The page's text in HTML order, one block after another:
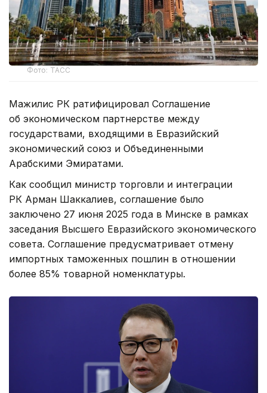
Фото: ТАСС
Мажилис РК ратифицировал Соглашение
об экономическом партнерстве между
государствами, входящими в Евразийский
экономический союз и Объединенными
Арабскими Эмиратами.
Как сообщил министр торговли и интеграции
РК Арман Шаккалиев, соглашение было
заключено 27 июня 2025 года в Минске в рамках
заседания Высшего Евразийского экономического
совета. Соглашение предусматривает отмену
импортных таможенных пошлин в отношении
более 85% товарной номенклатуры.